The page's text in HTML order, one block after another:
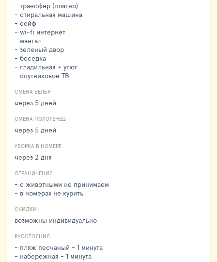
- трансфер (платно)
- стиральная машина
- сейф
- wi-fi интернет
- мангал
- зеленый двор
- беседка
- гладильная + утюг
- спутниковое ТВ
СМЕНА БЕЛЬЯ
через 5 дней
СМЕНА ПОЛОТЕНЕЦ
через 5 дней
УБОРКА В НОМЕРЕ
через 2 дня
ОГРАНИЧЕНИЯ
- с животными не принимаем
- в номерах не курить
СКИДКИ
возможны индивидуально
РАССТОЯНИЯ
- пляж песчаный - 1 минута
- набережная - 1 минута